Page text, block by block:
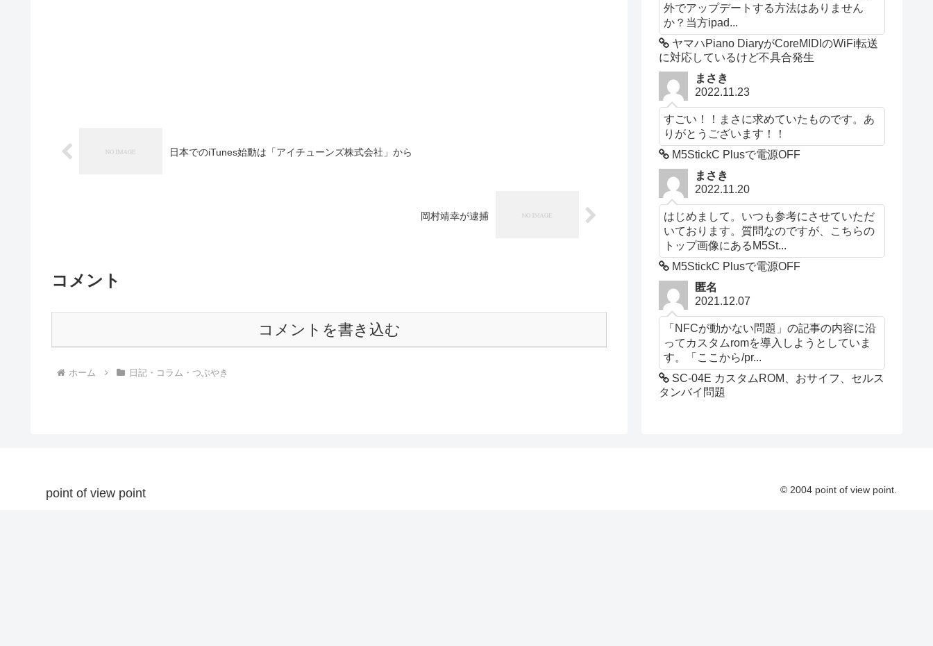
日本でのiTunes始動は「アイチューンズ株式会社」から
岡村靖幸が逮捕
コメント
コメントを書き込む
ホーム 日記・コラム・つぶやき
外でアップデートする方法はありません
か？当方ipad...
ヤマハPiano DiaryがCoreMIDIのWiFi転送
に対応しているけど不具合発生
まさき
2022.11.23
すごい！！まさに求めていたものです。あ
りがとうございます！！
M5StickC Plusで電源OFF
まさき
2022.11.20
はじめまして。いつも参考にさせていただ
いております。質問なのですが、こちらの
トップ画像にあるM5St...
M5StickC Plusで電源OFF
匿名
2021.12.07
「NFCが動かない問題」の記事の内容に沿
ってカスタムromを導入しようとしていま
す。「ここから/pr...
SC-04E カスタムROM、おサイフ、セルス
タンバイ問題
point of view point © 2004 point of view point.